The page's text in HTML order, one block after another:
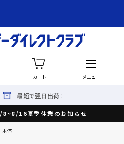
カート メニュー
最短で翌日出荷！
16夏季休業のお知らせ
本体